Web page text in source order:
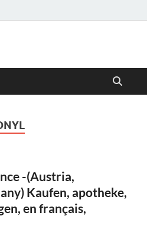
-(Austria,
Kaufen, apotheke,
en français,